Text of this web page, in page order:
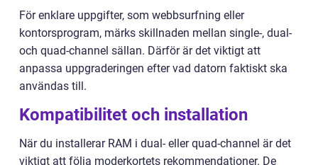
För enklare uppgifter, som webbsurfning eller
kontorsprogram, märks skillnaden mellan single-, dual-
och quad-channel sällan. Därför är det viktigt att
anpassa uppgraderingen efter vad datorn faktiskt ska
användas till.
Kompatibilitet och installation
När du installerar RAM i dual- eller quad-channel är det
viktigt att följa moderkortets rekommendationer. De